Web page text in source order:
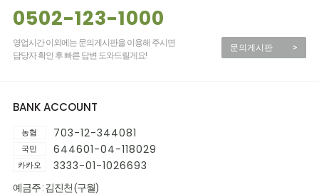
0502-123-1000
영업시간 이외에는 문의게시판을 이용해 주시면
담당자 확인 후 빠른 답변 도와드릴게요!
문의게시판 >
BANK ACCOUNT
농협 703-12-344081
국민 644601-04-118029
카카오 3333-01-1026693
예금주 : 김진천 (구월)